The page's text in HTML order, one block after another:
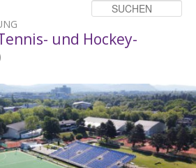
und Hockey-